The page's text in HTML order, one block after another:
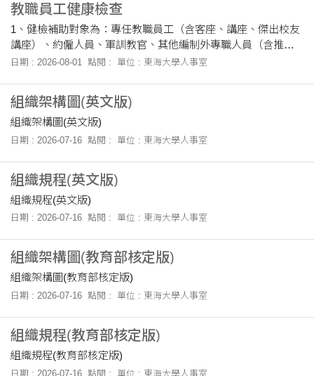
教職員工健康檢查
1、健檢補助對象為：專任教職員工（含客座、講座、傑出校友
講座）、約僱人員、軍訓教官、其他編制外專職人員（含推廣
部、電算中心、募委會）、本校退休同仁。 2、補助金額：滿50
日期 : 2026-08-01 點閱 : 單位 : 東海大學人事室
組織架構圖(英文版)
組織架構圖(英文版)
日期 : 2026-07-16 點閱 : 單位 : 東海大學人事室
組織規程(英文版)
組織規程(英文版)
日期 : 2026-07-16 點閱 : 單位 : 東海大學人事室
組織架構圖(教育部核定版)
組織架構圖(教育部核定版)
日期 : 2026-07-16 點閱 : 單位 : 東海大學人事室
組織規程(教育部核定版)
組織規程(教育部核定版)
日期 : 2026-07-16 點閱 : 單位 : 東海大學人事室